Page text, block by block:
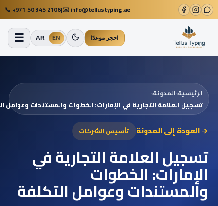
📞 +971 50 345 2106|✉️info@tellustyping.ae
احجز موعدًا EN
AR
☰
الرئيسية›المدونة›
تسجيل العلامة التجارية في الإمارات: الخطوات والمستندات وعوامل
→ العودة إلى المدونة تأسيس الشركات
تسجيل العلامة التجارية في
الإمارات: الخطوات
والمستندات وعوامل التكلفة